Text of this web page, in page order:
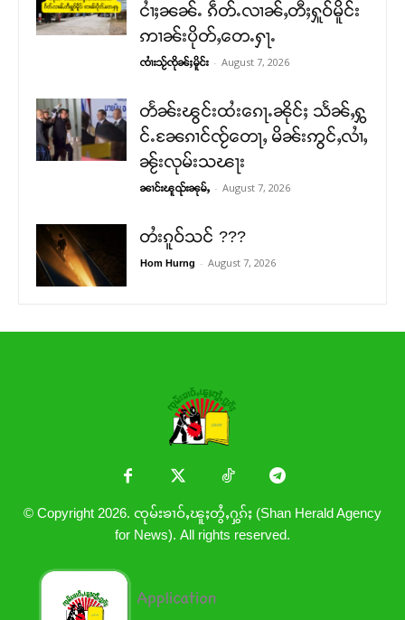
ငၢႆႈၼၼ်ႉ ၵဵတ်ႉလၢၼ်ႇတီႈႁူဝ်မိူင်း
ဢၢၼ်းပိုတ်ႇတေႉႁႃႉ
ၸၢႆးသႂ်ၸိုၼ်ႈမိူင်း - August 7, 2026
တႅၼ်းၽွင်းထႆးၵေႃႉၼိုင်ႈ သႅၼ်ႇႁွ
င်ႉၼႄၵၢင်ၸႂ်တေႃႇ မိၼ်းဢွင်ႇလၢႆႇ
ၼႂ်းလုမ်းသၽႃး
ၼၢင်းၽူၺ်းၼုမ်ႇ - August 7, 2026
တႆးၵူဝ်သင် ???
Hom Hurng - August 7, 2026
© Copyright 2026. ၸုမ်းၶၢဝ်ႇၽူႈတွႆႇႁွၵ်ႈ (Shan Herald Agency
for News). All rights reserved.